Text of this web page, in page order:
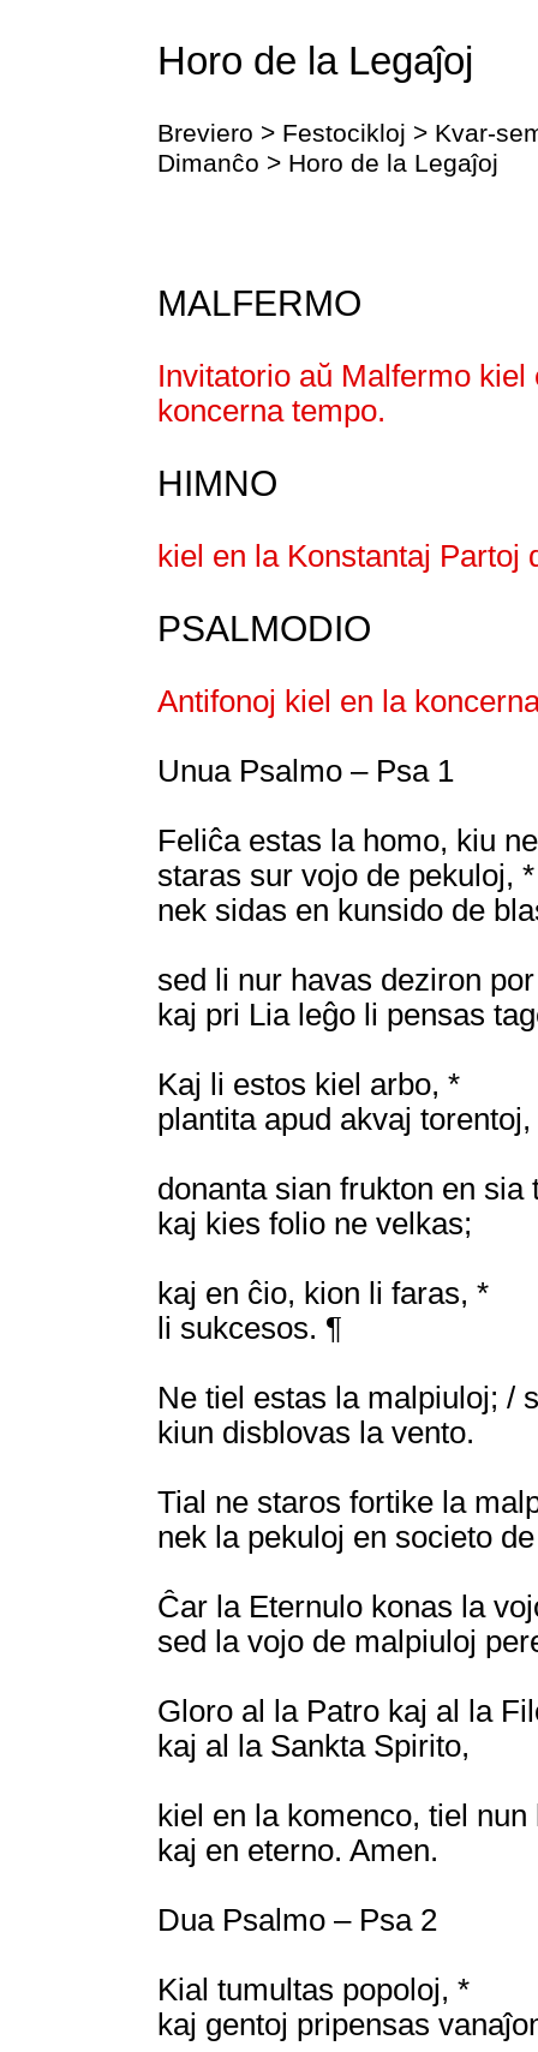
Horo de la Legaĵoj
Breviero > Festocikloj > Kvar-
Dimanĉo > Horo de la Legaĵoj
MALFERMO
Invitatorio aŭ Malfermo
koncerna tempo.
HIMNO
kiel en la Konstantaj Partoj
PSALMODIO
Antifonoj kiel en la
Unua Psalmo – Psa 1
Feliĉa estas la homo, kiu
staras sur vojo de pekuloj, *
nek sidas en kunsido de
sed li nur havas deziron
kaj pri Lia leĝo li pensas
Kaj li estos kiel arbo, *
plantita apud akvaj torentoj,
donanta sian frukton en sia
kaj kies folio ne velkas;
kaj en ĉio, kion li faras, *
li sukcesos. ¶
Ne tiel estas la malpiuloj; /
kiun disblovas la vento.
Tial ne staros fortike la
nek la pekuloj en societo
Ĉar la Eternulo konas la
sed la vojo de malpiuloj
Gloro al la Patro kaj al la
kaj al la Sankta Spirito,
kiel en la komenco, tiel
kaj en eterno. Amen.
Dua Psalmo – Psa 2
Kial tumultas popoloj, *
kaj gentoj pripensas